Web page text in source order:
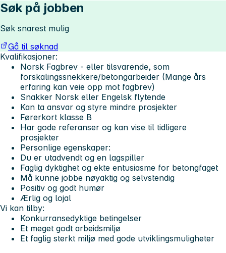
Søk på jobben
Søk snarest mulig
Gå til søknad
Kvalifikasjoner:
Norsk Fagbrev - eller tilsvarende, som
forskalingssnekkere/betongarbeider (Mange års
erfaring kan veie opp mot fagbrev)
Snakker Norsk eller Engelsk flytende
Kan ta ansvar og styre mindre prosjekter
Førerkort klasse B
Har gode referanser og kan vise til tidligere
prosjekter
Personlige egenskaper:
Du er utadvendt og en lagspiller
Faglig dyktighet og ekte entusiasme for betongfaget
Må kunne jobbe nøyaktig og selvstendig
Positiv og godt humør
Ærlig og lojal
Vi kan tilby:
Konkurransedyktige betingelser
Et meget godt arbeidsmiljø
Et faglig sterkt miljø med gode utviklingsmuligheter